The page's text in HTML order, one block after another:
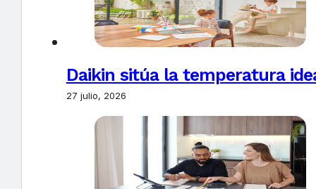
Daikin sitúa la temperatura
27 julio, 2026